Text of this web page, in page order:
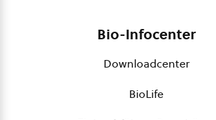
Bio-Infocenter
Downloadcenter
BioLife